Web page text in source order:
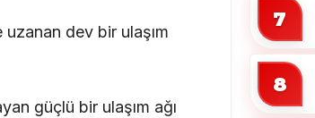
dev bir ulaşım
güçlü bir ulaşım ağı
7
8